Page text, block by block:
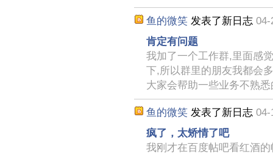
鱼的微笑 发表了新日志 04-
肯定有问题
我加了一个工作群,里面感
下,所以群里的朋友我都会
大家会帮助一些业务不熟悉
鱼的微笑 发表了新日志 04-
疯了，太矫情了吧
我刚才在百度帖吧看红酒